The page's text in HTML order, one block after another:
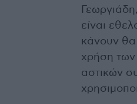
είναι
κάνουν θα
χρήση των
αστικών